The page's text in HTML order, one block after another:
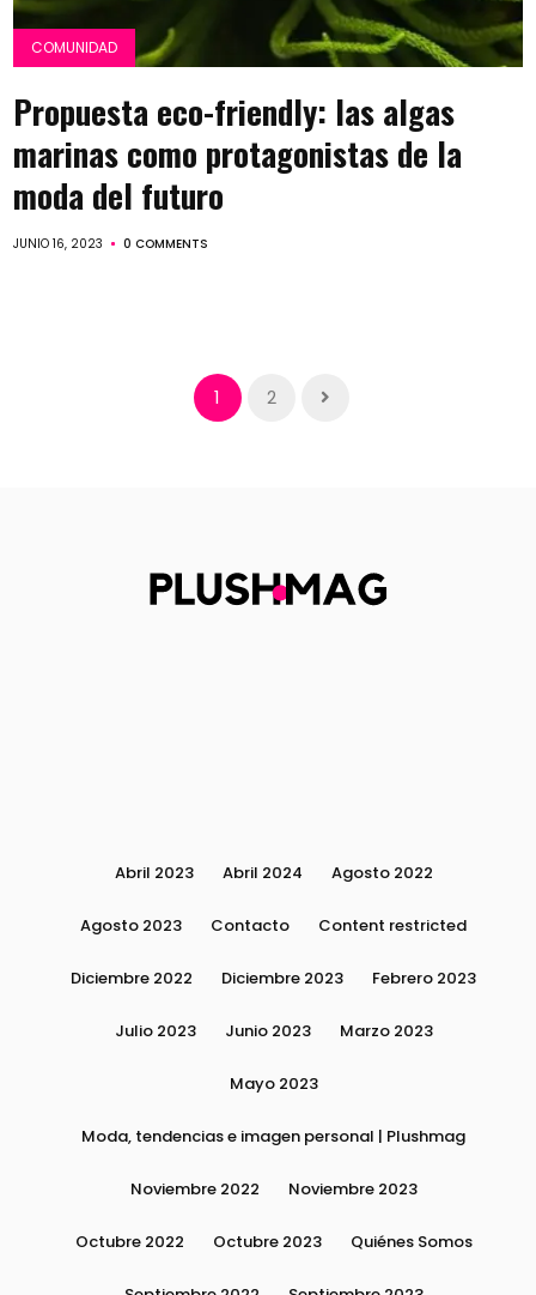
COMUNIDAD
Propuesta eco-friendly: las algas
marinas como protagonistas de la
moda del futuro
JUNIO 16, 2023 0 COMMENTS
1 2
Abril 2023 Abril 2024 Agosto 2022
Agosto 2023 Contacto Content restricted
Diciembre 2022 Diciembre 2023 Febrero 2023
Julio 2023 Junio 2023 Marzo 2023
Mayo 2023
Moda, tendencias e imagen personal | Plushmag
Noviembre 2022 Noviembre 2023
Octubre 2022 Octubre 2023 Quiénes Somos